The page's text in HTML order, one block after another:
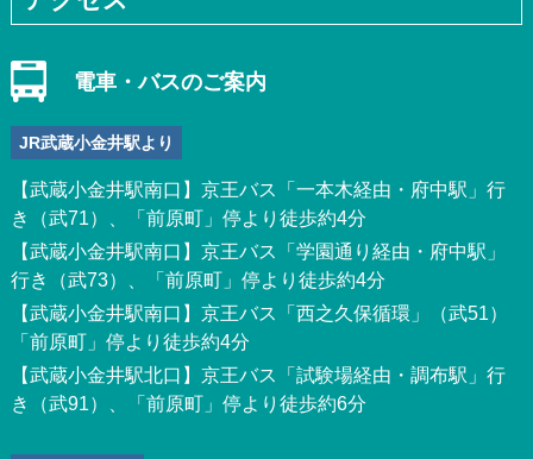
電車・バスのご案内
JR武蔵小金井駅より
【武蔵小金井駅南口】京王バス「一本木経由・府中駅」行
き（武71）、「前原町」停より徒歩約4分
【武蔵小金井駅南口】京王バス「学園通り経由・府中駅」
行き（武73）、「前原町」停より徒歩約4分
【武蔵小金井駅南口】京王バス「西之久保循環」（武51）
「前原町」停より徒歩約4分
【武蔵小金井駅北口】京王バス「試験場経由・調布駅」行
き（武91）、「前原町」停より徒歩約6分